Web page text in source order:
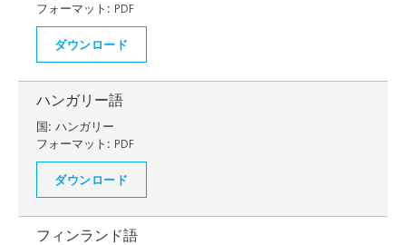
フォーマット: PDF
ダウンロード
ハンガリー語
国: ハンガリー
フォーマット: PDF
ダウンロード
フィンランド語